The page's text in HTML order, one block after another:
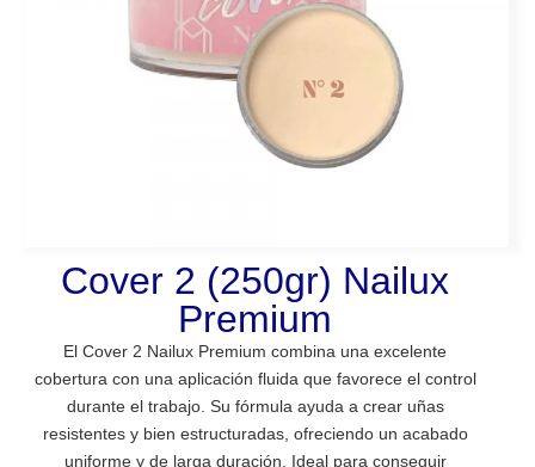
Cover 2 (250gr) Nailux
Premium
El Cover 2 Nailux Premium combina una excelente
cobertura con una aplicación fluida que favorece el control
durante el trabajo. Su fórmula ayuda a crear uñas
resistentes y bien estructuradas, ofreciendo un acabado
uniforme y de larga duración. Ideal para conseguir